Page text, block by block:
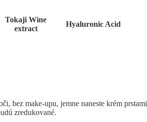
Tokaji Wine
extract
Hyaluronic Acid
bez make-upu, jemne naneste krém
zredukované.